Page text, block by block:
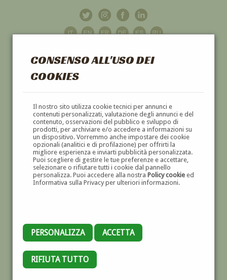
CONSENSO ALL'USO DEI
COOKIES
Il nostro sito utilizza cookie tecnici per annunci e
contenuti personalizzati, valutazione degli annunci e del
contenuto, osservazioni del pubblico e sviluppo di
prodotti, per archiviare e/o accedere a informazioni su
un dispositivo. Vorremmo anche impostare dei cookie
opzionali (analitici e di profilazione) per offrirti la
migliore esperienza e inviarti pubblicità personalizzata.
Puoi scegliere di gestire le tue preferenze e accettare,
selezionare o rifiutare tutti i cookie dal pannello
personalizza. Puoi accedere alla nostra Policy cookieed
Informativa sulla Privacy per ulteriori informazioni.
PERSONALIZZA ACCETTA
RIFIUTA TUTTO
GALLERIAD'ARTE
DIPINTI E SCULTURE '800 E '900